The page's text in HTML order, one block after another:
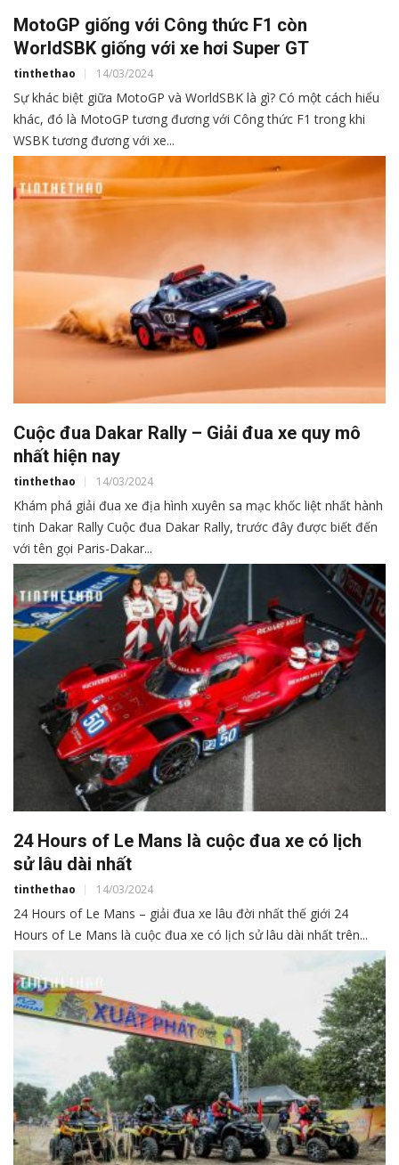
MotoGP giống với Công thức F1 còn
WorldSBK giống với xe hơi Super GT
tinthethao 14/03/2024
Sự khác biệt giữa MotoGP và WorldSBK là gì? Có một cách hiểu
khác, đó là MotoGP tương đương với Công thức F1 trong khi
WSBK tương đương với xe...
Cuộc đua Dakar Rally – Giải đua xe quy mô
nhất hiện nay
tinthethao 14/03/2024
Khám phá giải đua xe địa hình xuyên sa mạc khốc liệt nhất hành
tinh Dakar Rally Cuộc đua Dakar Rally, trước đây được biết đến
với tên gọi Paris-Dakar...
24 Hours of Le Mans là cuộc đua xe có lịch
sử lâu dài nhất
tinthethao 14/03/2024
24 Hours of Le Mans – giải đua xe lâu đời nhất thế giới 24
Hours of Le Mans là cuộc đua xe có lịch sử lâu dài nhất trên...